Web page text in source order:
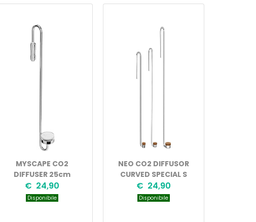
MYSCAPE CO2
DIFFUSER 25cm
€ 24,90
Disponibile
NEO CO2 DIFFUSOR
CURVED SPECIAL S
€ 24,90
Disponibile